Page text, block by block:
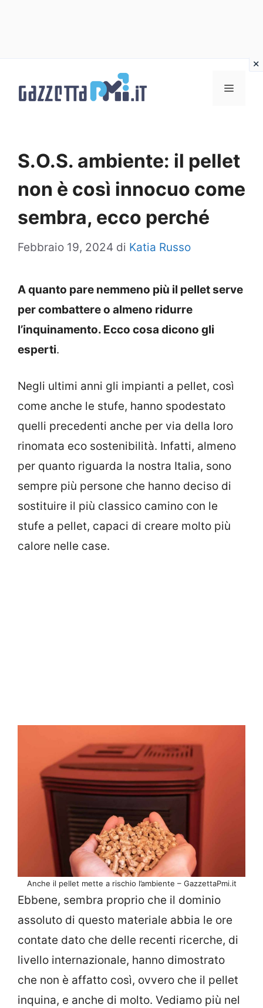
Menu
S.O.S. ambiente: il pellet
non è così innocuo come
sembra, ecco perché
Febbraio 19, 2024 di Katia Russo
A quanto pare nemmeno più il pellet serve
per combattere o almeno ridurre
l’inquinamento. Ecco cosa dicono gli
esperti.
Negli ultimi anni gli impianti a pellet, così
come anche le stufe, hanno spodestato
quelli precedenti anche per via della loro
rinomata eco sostenibilità. Infatti, almeno
per quanto riguarda la nostra Italia, sono
sempre più persone che hanno deciso di
sostituire il più classico camino con le
stufe a pellet, capaci di creare molto più
calore nelle case.
Anche il pellet mette a rischio l’ambiente – GazzettaPmi.it
Ebbene, sembra proprio che il dominio
assoluto di questo materiale abbia le ore
contate dato che delle recenti ricerche, di
livello internazionale, hanno dimostrato
che non è affatto così, ovvero che il pellet
inquina, e anche di molto. Vediamo più nel